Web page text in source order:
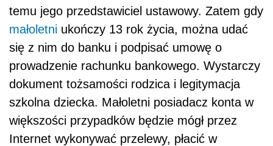
temu jego przedstawiciel ustawowy. Zatem gdy
małoletni ukończy 13 rok życia, można udać
się z nim do banku i podpisać umowę o
prowadzenie rachunku bankowego. Wystarczy
dokument tożsamości rodzica i legitymacja
szkolna dziecka. Małoletni posiadacz konta w
większości przypadków będzie mógł przez
Internet wykonywać przelewy, płacić w